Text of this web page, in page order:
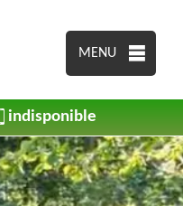
MENU
indisponible